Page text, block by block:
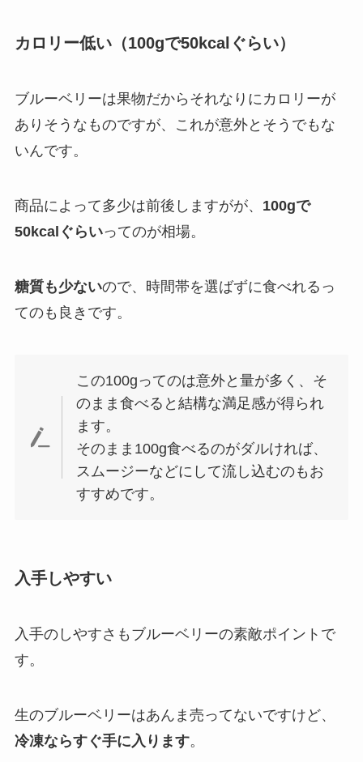
カロリー低い（100gで50kcalぐらい）
ブルーベリーは果物だからそれなりにカロリーが
ありそうなものですが、これが意外とそうでもな
いんです。
商品によって多少は前後しますがが、 100gで
50kcalぐらいってのが相場。
糖質も少ないので、時間帯を選ばずに食べれるっ
てのも良きです。
この100gってのは意外と量が多く、そ
のまま食べると結構な満足感が得られ
ます。
そのまま100g食べるのがダルければ、
スムージーなどにして流し込むのもお
すすめです。
入手しやすい
入手のしやすさもブルーベリーの素敵ポイントで
す。
生のブルーベリーはあんま売ってないですけど、
冷凍ならすぐ手に入ります。